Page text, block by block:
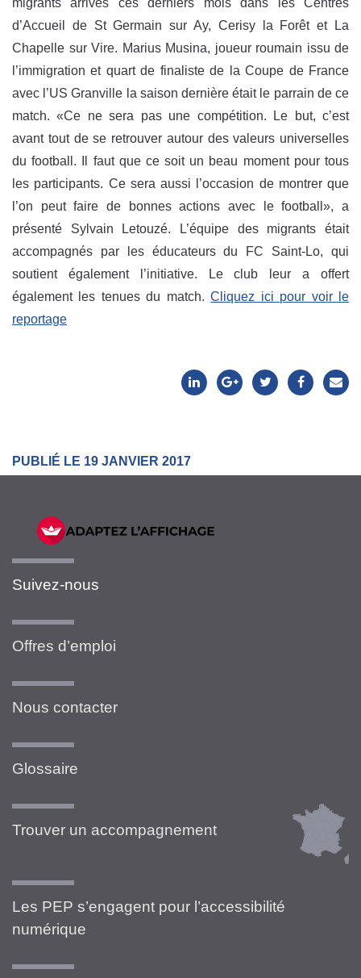
migrants arrivés ces derniers mois dans les Centres
d’Accueil de St Germain sur Ay, Cerisy la Forêt et La
Chapelle sur Vire. Marius Musina, joueur roumain issu de
l’immigration et quart de finaliste de la Coupe de France
avec l’US Granville la saison dernière était le parrain de ce
match. «Ce ne sera pas une compétition. Le but, c’est
avant tout de se retrouver autour des valeurs universelles
du football. Il faut que ce soit un beau moment pour tous
les participants. Ce sera aussi l’occasion de montrer que
l’on peut faire de bonnes actions avec le football», a
présenté Sylvain Letouzé. L’équipe des migrants était
accompagnés par les éducateurs du FC Saint-Lo, qui
soutient également l’initiative. Le club leur a offert
également les tenues du match.Cliquez ici pour voir le
reportage
PUBLIÉ LE 19 JANVIER 2017
Suivez-nous
Offres d’emploi
Nous contacter
Glossaire
Trouver un accompagnement
Les PEP s’engagent pour l’accessibilité
numérique